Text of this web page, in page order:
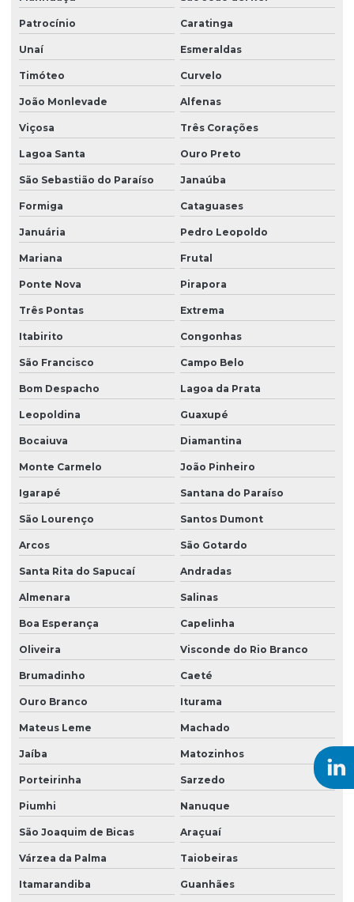
Plano de monitoramento ambiental
Plano de remediação ambiental
Projeto básico de terraplenagem
Projeto geométrico de terraplenagem
Projeto de restauração florestal
Projeto terraplenagem
Projeto de terraplenagem corte e aterro
Relatório de investigação ambiental
Remediação de águas subterrâneas
Remediação de áreas contaminadas
Remediação de áreas degradadas
Remediação de solo
Serviço de batimetria
Serviço de sondagem
Serviço de sondagem mista
Serviço de sondagem a percussão
Serviço de sondagem de solos
Serviço de sondagem a trado
Sistemas de remediação ambiental
Sondagem ambiental
Sondagem do tipo rotativa
Sondagem elétrica vertical
Sondagem eletrorresistividade
Sondagem empresas
Sondagem geoelétrica
Sondagem geofísica
Sondagem geológica
Sondagem geotécnica SPT
Patrocínio Caratinga
Unaí Esmeraldas
Timóteo Curvelo
João Monlevade Alfenas
Viçosa Três Corações
Lagoa Santa Ouro Preto
São Sebastião do Paraíso Janaúba
Formiga Cataguases
Januária Pedro Leopoldo
Mariana Frutal
Ponte Nova Pirapora
Três Pontas Extrema
Itabirito Congonhas
São Francisco Campo Belo
Bom Despacho Lagoa da Prata
Leopoldina Guaxupé
Bocaiuva Diamantina
Monte Carmelo João Pinheiro
Igarapé Santana do Paraíso
São Lourenço Santos Dumont
Arcos São Gotardo
Santa Rita do Sapucaí Andradas
Almenara Salinas
Boa Esperança Capelinha
Oliveira Visconde do Rio Branco
Brumadinho Caeté
Ouro Branco Iturama
Mateus Leme Machado
Jaíba Matozinhos
Porteirinha Sarzedo
Piumhi Nanuque
São Joaquim de Bicas Araçuaí
Várzea da Palma Taiobeiras
Itamarandiba Guanhães